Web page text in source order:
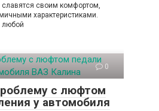
своим комфортом,
характеристиками.
любой
0
с люфтом
у автомобиля